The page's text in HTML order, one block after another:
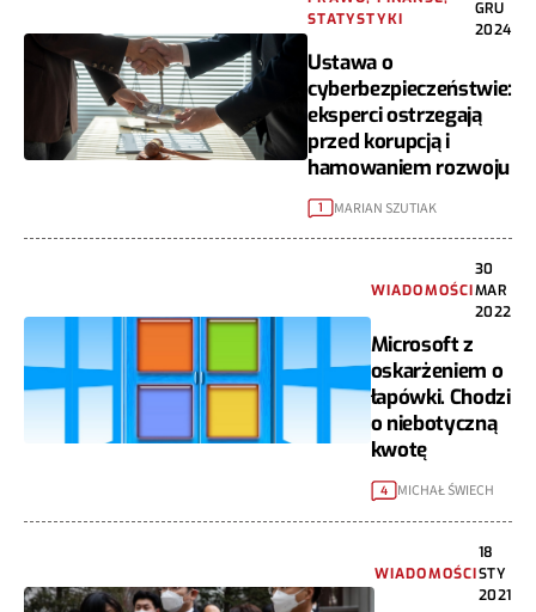
STATYSTYKI
GRU
2024
Ustawa o
cyberbezpieczeństwie:
eksperci ostrzegają
przed korupcją i
hamowaniem rozwoju
1 MARIAN SZUTIAK
WIADOMOŚCI
30
MAR
2022
Microsoft z
oskarżeniem o
łapówki. Chodzi
o niebotyczną
kwotę
4 MICHAŁ ŚWIECH
WIADOMOŚCI
18
STY
2021